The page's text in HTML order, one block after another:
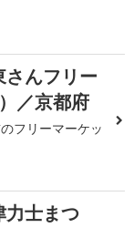
んフリー
／京都府
フリーマーケッ
力士まつ